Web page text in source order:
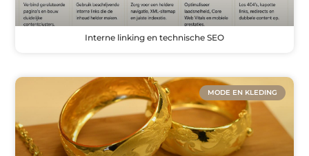
Interne linking en technische SEO
MODE EN KLEDING